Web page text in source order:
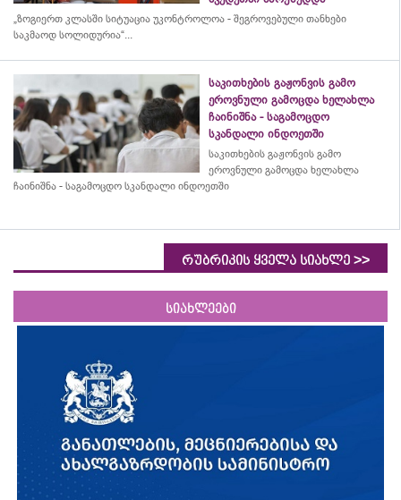
„ზოგიერთ კლასში სიტუაცია უკონტროლოა - შეგროვებული თანხები
საკმაოდ სოლიდურია“...
საკითხების გაჟონვის გამო
ეროვნული გამოცდა ხელახლა
ჩაინიშნა - საგამოცდო
სკანდალი ინდოეთში
საკითხების გაჟონვის გამო
ეროვნული გამოცდა ხელახლა
ჩაინიშნა - საგამოცდო სკანდალი ინდოეთში
რუბრიკის ყველა სიახლე >>
სიახლეები